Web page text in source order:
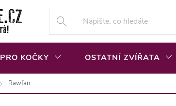
PRO KOČKY OSTATNÍ ZVÍŘATA
Rawfan